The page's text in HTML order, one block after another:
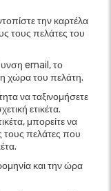
την καρτέλα
τους πελάτες του
email, το
χώρα του πελάτη.
να ταξινομήσετε
ετικέτα.
μπορείτε να
τους πελάτες που
και την ώρα